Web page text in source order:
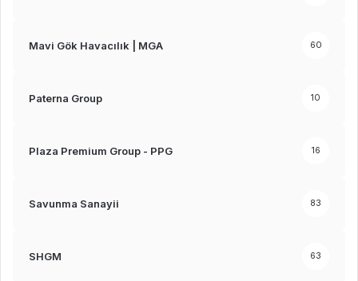
Mavi Gök Havacılık | MGA 60
Paterna Group 10
Plaza Premium Group - PPG 16
Savunma Sanayii 83
SHGM 63